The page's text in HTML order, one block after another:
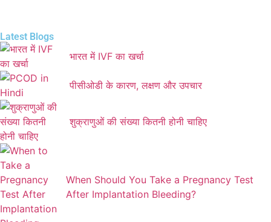
Latest Blogs
भारत में IVF का खर्चा
पीसीओडी के कारण, लक्षण और उपचार
शुक्राणुओं की संख्या कितनी होनी चाहिए
When Should You Take a Pregnancy Test
After Implantation Bleeding?